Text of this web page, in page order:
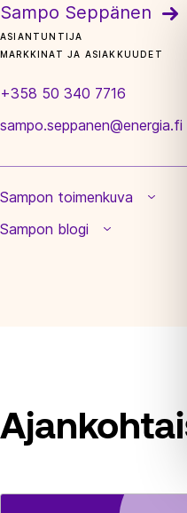
Sampo Seppänen
ASIANTUNTIJA
MARKKINAT JA ASIAKKUUDET
+358 50 340 7716
sampo.seppanen@energia.fi
Sampon toimenkuva
Sampon blogi